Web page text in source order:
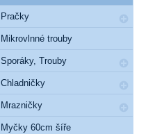
Pračky
Mikrovlnné trouby
Sporáky, Trouby
Chladničky
Mrazničky
Myčky 60cm šíře